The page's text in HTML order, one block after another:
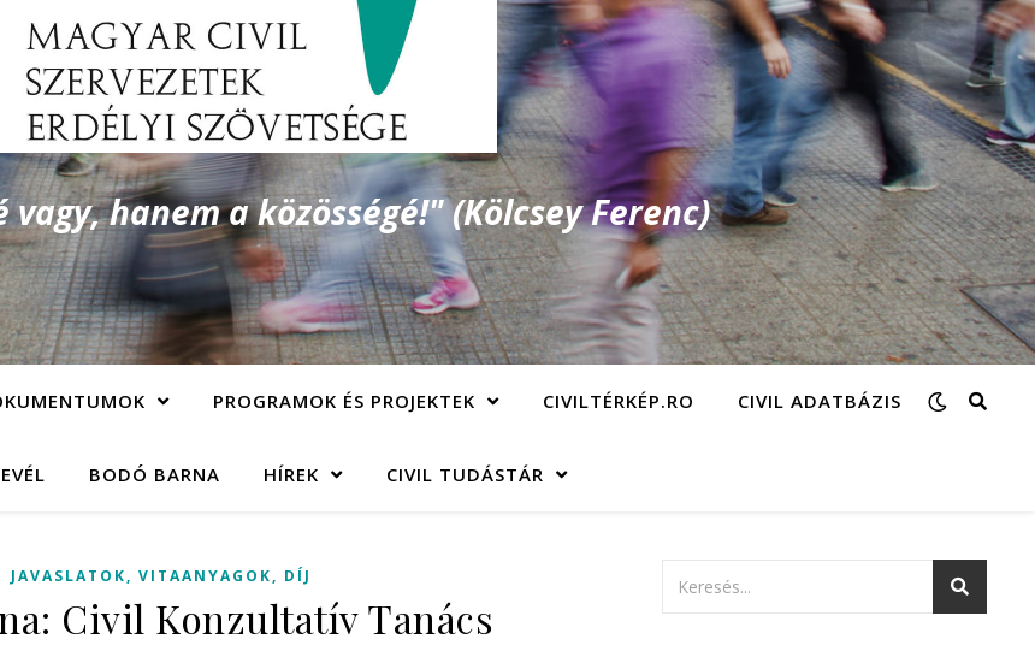
hanem a közösségé!" (Kölcsey Ferenc)
PROGRAMOK ÉS PROJEKTEK CIVILTÉRKÉP.RO CIVIL ADATBÁZIS
BODÓ BARNA HÍREK CIVIL TUDÁSTÁR
JAVASLATOK, VITAANYAGOK, DÍJ
Civil Konzultatív Tanács